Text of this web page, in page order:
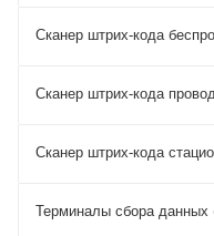
Сканер штрих-кода
Сканер штрих-кода
Сканер штрих-кода
Терминалы сбора